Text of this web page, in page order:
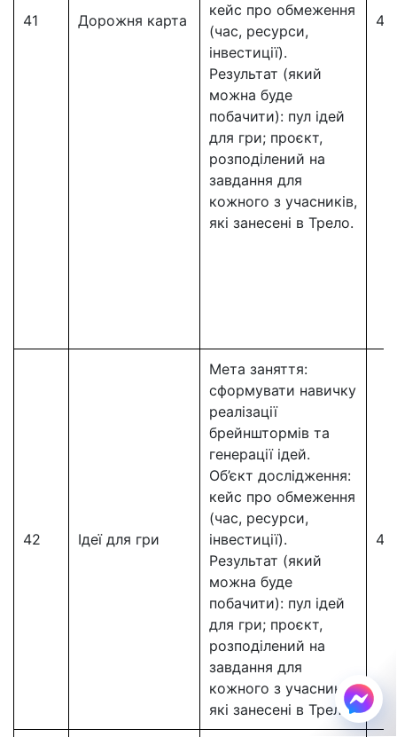
41 Дорожня карта
кейс про обмеження
(час, ресурси,
інвестиції).
Результат (який
можна буде
побачити): пул ідей
для гри; проєкт,
розподілений на
завдання для
кожного з учасників,
які занесені в Трело.
41
42 Ідеї для гри
Мета заняття:
сформувати навичку
реалізації
брейнштормів та
генерації ідей.
Об’єкт дослідження:
кейс про обмеження
(час, ресурси,
інвестиції).
Результат (який
можна буде
побачити): пул ідей
для гри; проєкт,
розподілений на
завдання для
кожного з учасників,
які занесені в Трело.
42